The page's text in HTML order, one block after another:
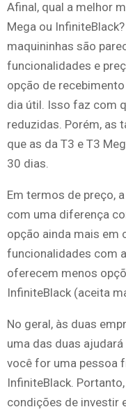
Afinal, qual a melhor
Mega ou
maquininhas são
funcionalidades e
opção de
dia útil. Isso faz com
reduzidas. Porém, as
que as da T3 e T3
30 dias.
Em termos de preço,
com uma diferença
opção ainda mais em
funcionalidades com
oferecem menos
InfiniteBlack (aceita
No geral, às duas
uma das duas
você for uma pessoa
InfiniteBlack.
condições de investir